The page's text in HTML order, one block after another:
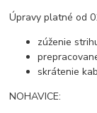
Úpravy platné od
zúženie
skrátenie
NOHAVICE: